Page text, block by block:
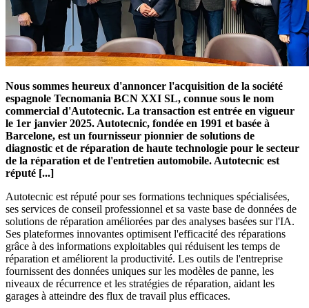
Nous sommes heureux d'annoncer l'acquisition de la société
espagnole Tecnomania BCN XXI SL, connue sous le nom
commercial d'Autotecnic. La transaction est entrée en vigueur
le 1er janvier 2025. Autotecnic, fondée en 1991 et basée à
Barcelone, est un fournisseur pionnier de solutions de
diagnostic et de réparation de haute technologie pour le secteur
de la réparation et de l'entretien automobile. Autotecnic est
réputé [...]
Autotecnic est réputé pour ses formations techniques spécialisées,
ses services de conseil professionnel et sa vaste base de données de
solutions de réparation améliorées par des analyses basées sur l'IA.
Ses plateformes innovantes optimisent l'efficacité des réparations
grâce à des informations exploitables qui réduisent les temps de
réparation et améliorent la productivité. Les outils de l'entreprise
fournissent des données uniques sur les modèles de panne, les
niveaux de récurrence et les stratégies de réparation, aidant les
garages à atteindre des flux de travail plus efficaces.